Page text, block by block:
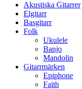
Akustiska Gitarrer
Elgitarr
Basgitarr
Folk
Ukulele
Banjo
Mandolin
Gitarrmärken
Epiphone
Faith